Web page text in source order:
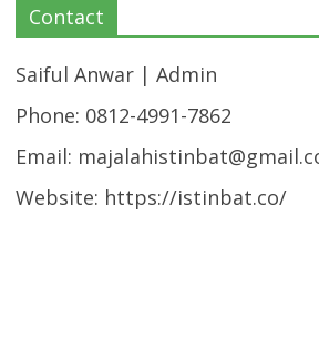
Contact
Saiful Anwar | Admin
Phone: 0812-4991-7862
Email:
Website: https://istinbat.co/